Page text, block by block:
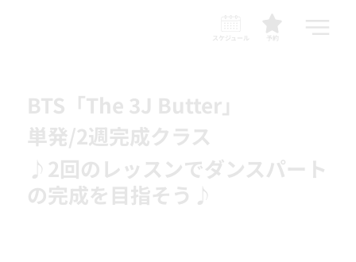
予約
スケジュール
BTS「The 3J Butter」
単発/2週完成クラス
♪2回のレッスンでダンスパート
の完成を目指そう♪